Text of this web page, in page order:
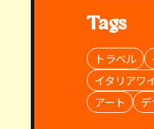
Tags
トラベル
イタリアワ
アート